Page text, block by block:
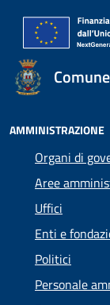
AMMINISTRAZIONE
Organi di
Aree
Uffici
Enti e
Politici
Personale